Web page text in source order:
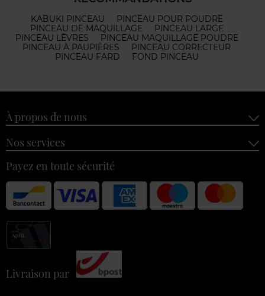
KABUKI PINCEAU
PINCEAU POUR POUDRE
PINCEAU DE MAQUILLAGE
PINCEAU LARGE
PINCEAU LÈVRES
PINCEAU MAQUILLAGE POUDRE
PINCEAU À PAUPIÈRES
PINCEAU CORRECTEUR
PINCEAU FARD
FOND PINCEAU
À propos de nous
Nos services
Payez en toute sécurité
Livraison par